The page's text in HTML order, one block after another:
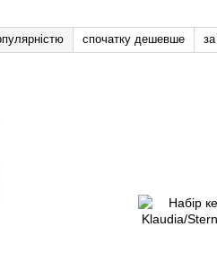
спочатку дешевше